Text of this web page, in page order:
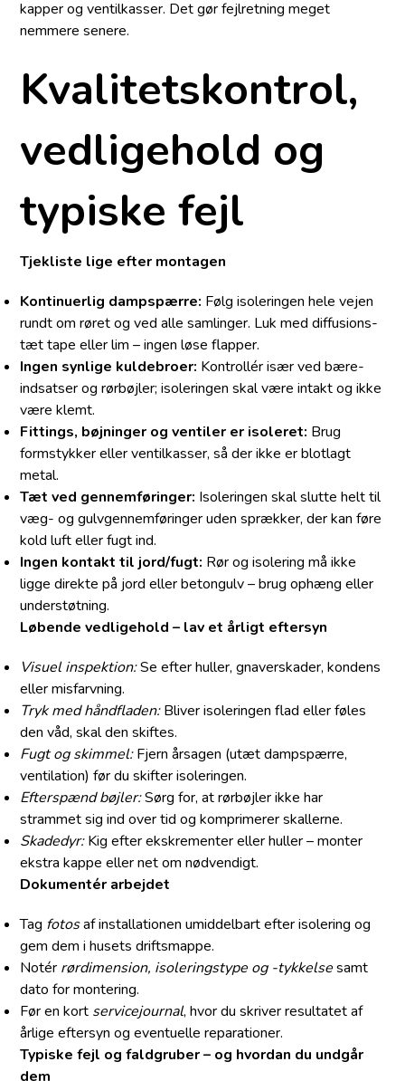
kapper og ventilkasser. Det gør fejlretning meget
nemmere senere.
Kvalitetskontrol,
vedligehold og
typiske fejl
Tjekliste lige efter montagen
Kontinuerlig dampspærre: Følg isoleringen hele vejen
rundt om røret og ved alle samlinger. Luk med diffusions­
tæt tape eller lim – ingen løse flapper.
Ingen synlige kuldebroer: Kontrollér især ved bære­
indsatser og rørbøjler; isoleringen skal være intakt og ikke
være klemt.
Fittings, bøjninger og ventiler er isoleret: Brug
formstykker eller ventilkasser, så der ikke er blotlagt
metal.
Tæt ved gennemføringer: Isoleringen skal slutte helt til
væg- og gulvgennemføringer uden sprækker, der kan føre
kold luft eller fugt ind.
Ingen kontakt til jord/fugt: Rør og isolering må ikke
ligge direkte på jord eller betongulv – brug ophæng eller
understøtning.
Løbende vedligehold – lav et årligt eftersyn
Visuel inspektion:Se efter huller, gnaverskader, kondens
eller misfarvning.
Tryk med håndfladen:Bliver isoleringen flad eller føles
den våd, skal den skiftes.
Fugt og skimmel:Fjern årsagen (utæt dampspærre,
ventilation) før du skifter isoleringen.
Efterspænd bøjler:Sørg for, at rørbøjler ikke har
strammet sig ind over tid og komprimerer skallerne.
Skadedyr:Kig efter ekskrementer eller huller – monter
ekstra kappe eller net om nødvendigt.
Dokumentér arbejdet
Tag fotosaf installationen umiddelbart efter isolering og
gem dem i husets driftsmappe.
Notér rørdimension, isoleringstype og -tykkelsesamt
dato for montering.
Før en kort servicejournal, hvor du skriver resultatet af
årlige eftersyn og eventuelle reparationer.
Typiske fejl og faldgruber – og hvordan du undgår
dem